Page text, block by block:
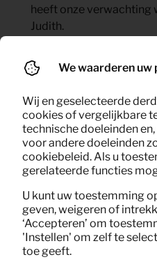
heeft onze verwachting
Judith.
gemeente:
Het team
minder druk, omdat de
opvanglocaties werd
hen veel tijd en moeite
We waarderen uw
Wij en geselecteerde
cookies of vergelijkbare
technische doeleinden
voor andere doeleinden
cookiebeleid. Als u
gerelateerde functies
U kunt uw toestemming
geven, weigeren of
‘Accepteren’ om
'Instellen' om zelf te
toe geeft.